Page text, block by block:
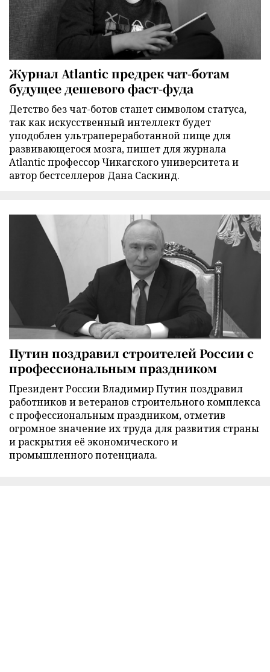
Журнал Atlantic предрек чат-ботам
будущее дешевого фаст-фуда
Детство без чат-ботов станет символом статуса,
так как искусственный интеллект будет
уподоблен ультрапереработанной пище для
развивающегося мозга, пишет для журнала
Atlantic профессор Чикагского университета и
автор бестселлеров Дана Саскинд.
Путин поздравил строителей России с
профессиональным праздником
Президент России Владимир Путин поздравил
работников и ветеранов строительного комплекса
с профессиональным праздником, отметив
огромное значение их труда для развития страны
и раскрытия её экономического и
промышленного потенциала.